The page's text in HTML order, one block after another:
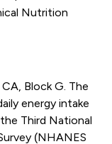
Nutrition
Block G. The
energy intake
Third National
(NHANES